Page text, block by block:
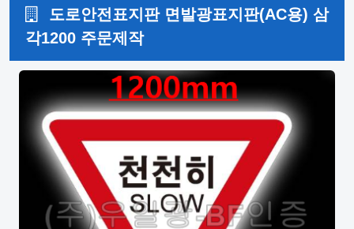
도로안전표지판 면발광표지판(AC용) 삼
각1200 주문제작